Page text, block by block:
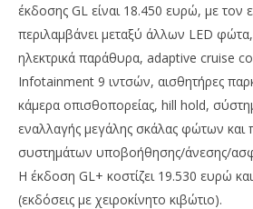
έκδοσης GL είναι 18.450 ευρώ, με τον
περιλαμβάνει μεταξύ άλλων LED
ηλεκτρικά παράθυρα, adaptive cruise
Infotainment 9 ιντσών, αισθητήρες
κάμερα οπισθοπορείας, hill hold,
εναλλαγής μεγάλης σκάλας φώτων και
συστημάτων υποβοήθησης/άνεσης/
Η έκδοση GL+ κοστίζει 19.530 ευρώ
(εκδόσεις με χειροκίνητο κιβώτιο).